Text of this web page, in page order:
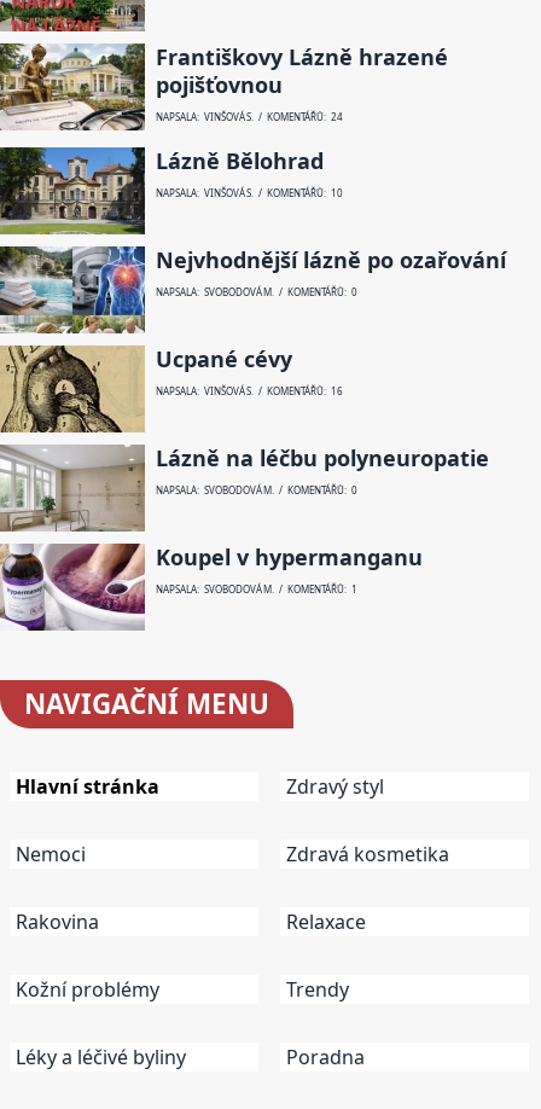
Františkovy Lázně hrazené
pojišťovnou
NAPSALA: VINŠOVÁ S. / KOMENTÁŘŮ: 24
Lázně Bělohrad
NAPSALA: VINŠOVÁ S. / KOMENTÁŘŮ: 10
Nejvhodnější lázně po ozařování
NAPSALA: SVOBODOVÁ M. / KOMENTÁŘŮ: 0
Ucpané cévy
NAPSALA: VINŠOVÁ S. / KOMENTÁŘŮ: 16
Lázně na léčbu polyneuropatie
NAPSALA: SVOBODOVÁ M. / KOMENTÁŘŮ: 0
Koupel v hypermanganu
NAPSALA: SVOBODOVÁ M. / KOMENTÁŘŮ: 1
NAVIGAČNÍ MENU
Hlavní stránka
Nemoci
Rakovina
Kožní problémy
Léky a léčivé byliny
Zdravý styl
Zdravá kosmetika
Relaxace
Trendy
Poradna